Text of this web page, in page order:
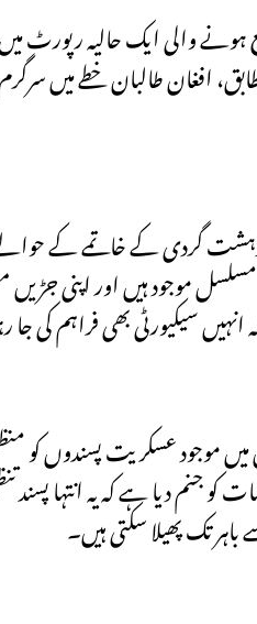
ہونے والی ایک حالیہ
افغان طالبان خطے میں
دہشت گردی کے خاتمے کے
مسلسل موجود ہیں اور اپنی
سیکیورٹی بھی فراہم کی
موجود عسکریت پسندوں کو
دیا ہے کہ یہ انتہا پسند
تک پھیلا سکتی ہیں۔